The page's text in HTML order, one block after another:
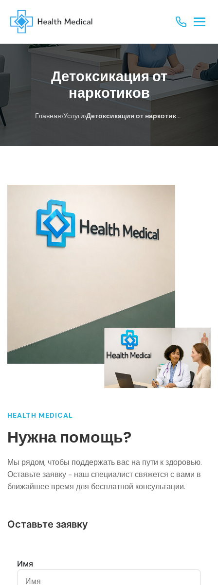
Детоксикация от
наркотиков
Главная›Услуги› Детоксикация от наркотиков
HEALTH MEDICAL
Нужна помощь?
Мы рядом, чтобы поддержать вас на пути к здоровью.
Оставьте заявку - наш специалист свяжется с вами в
ближайшее время для бесплатной консультации.
Оставьте заявку
Имя